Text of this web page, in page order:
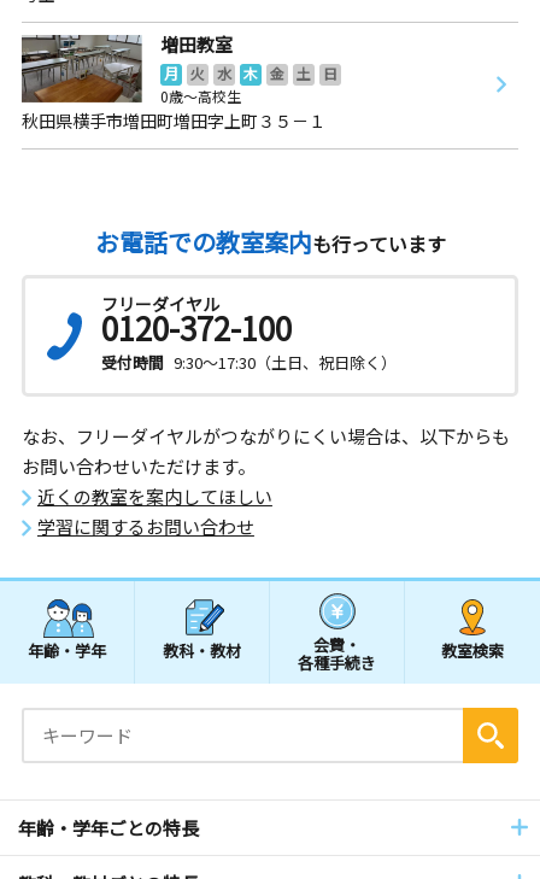
増田教室
月 火 水 木 金 土
日
0歳～高校生
秋田県横手市増田町増田字上町３５－１
お電話での教室案内も行っています
フリーダイヤル
0120-372-100
受付時間 9:30～17:30（土日、祝日除く）
なお、フリーダイヤルがつながりにくい場合は、以下からも
お問い合わせいただけます。
近くの教室を案内してほしい
学習に関するお問い合わせ
年齢・学年 教科・教材 会費・
各種手続き
教室検索
年齢・学年ごとの特長